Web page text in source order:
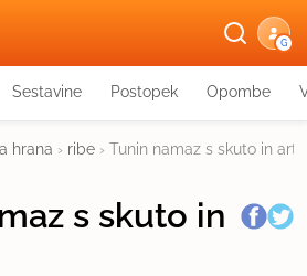
G
Sestavine Postopek Opombe
hrana › ribe › Tunin namaz s skuto in
s skuto in